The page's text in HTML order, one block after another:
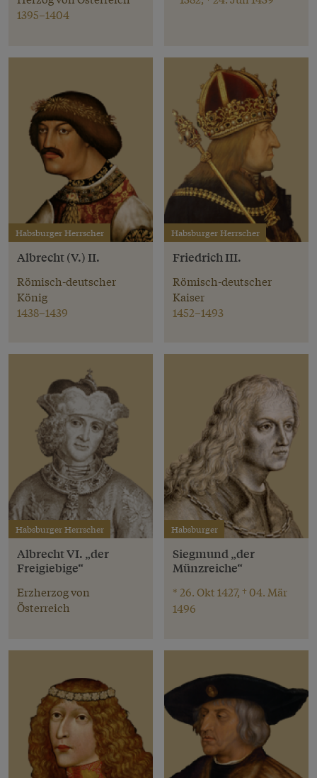
1395–1404
Habsburger Herrscher
Albrecht (V.) II.
Römisch-deutscher
König
1438–1439
Habsburger Herrscher
Friedrich III.
Römisch-deutscher
Kaiser
1452–1493
Habsburger Herrscher
Albrecht VI. „der
Freigiebige“
Erzherzog von
Österreich
Habsburger
Siegmund „der
Münzreiche“
* 26. Okt 1427, † 04. Mär
1496